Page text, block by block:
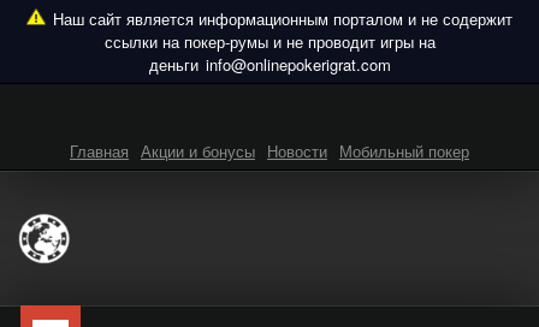
info@onlinepokerigrat.com
Главная Акции и бонусы Новости Мобильный покер